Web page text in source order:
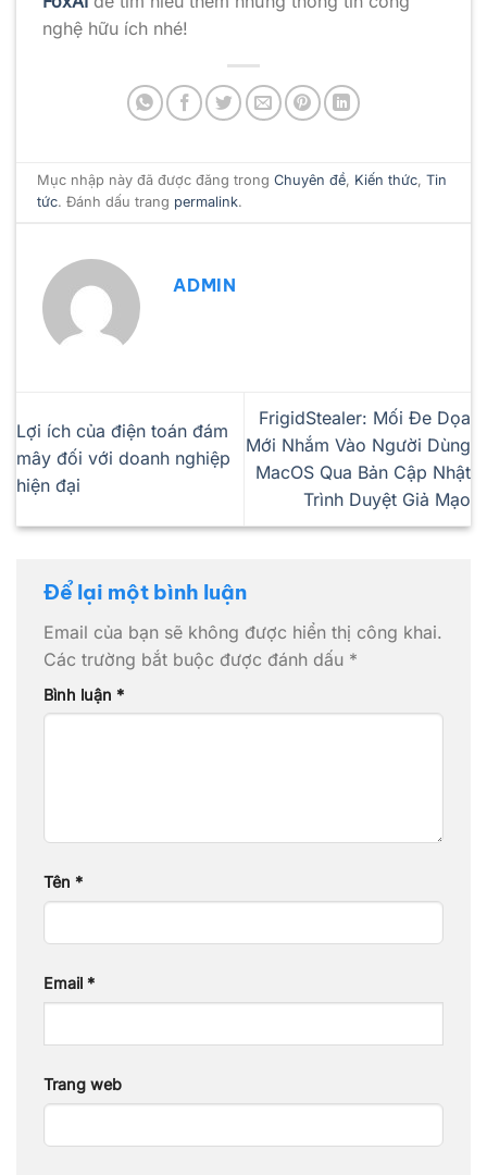
nghệ hữu ích nhé!
Mục nhập này đã được đăng trongChuyên đề, Kiến thức,Tin
tức. Đánh dấu trang permalink.
ADMIN
Lợi ích của điện toán đám
mây đối với doanh nghiệp
hiện đại
FrigidStealer: Mối Đe Dọa
Mới Nhắm Vào Người Dùng
MacOS Qua Bản Cập Nhật
Trình Duyệt Giả Mạo
Để lại một bình luận
Email của bạn sẽ không được hiển thị công khai.
Các trường bắt buộc được đánh dấu *
Bình luận *
Tên *
Email *
Trang web